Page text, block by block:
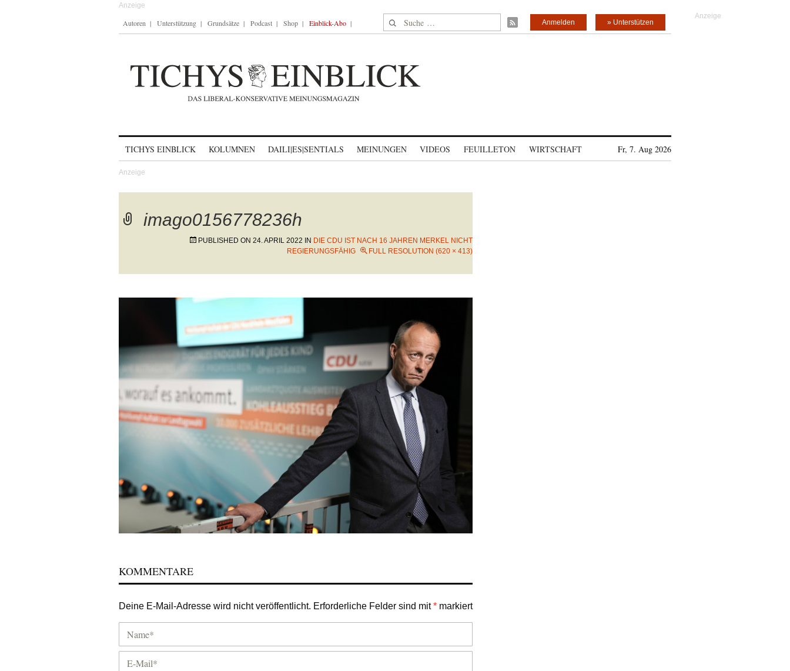
Autoren Unterstützung Grundsätze Podcast Shop Einblick-Abo Suche nach: » Unterstützen
Anmelden
TICHYS EINBLICK KOLUMNEN DAILI|ES|SENTIALS MEINUNGEN VIDEOS FEUILLETON WIRTSCHAFT Fr, 7. Aug 2026
imago0156778236h
PUBLISHED ON 24. APRIL 2022 IN DIE CDU IST NACH 16 JAHREN MERKEL NICHT
REGIERUNGSFÄHIG
FULL RESOLUTION (620 × 413)
KOMMENTARE
Deine E-Mail-Adresse wird nicht veröffentlicht. Erforderliche Felder sind mit* markiert